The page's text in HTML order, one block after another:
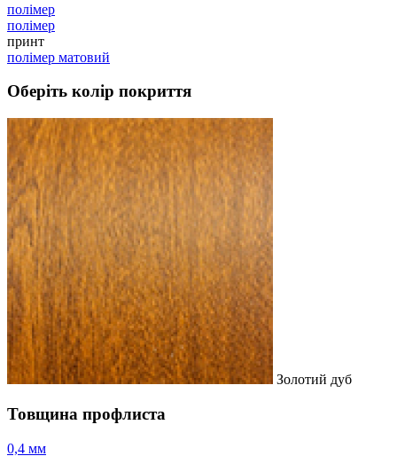
полімер
полімер
принт
полімер матовий
Оберіть колір покриття
Золотий дуб
Товщина профлиста
0,4 мм